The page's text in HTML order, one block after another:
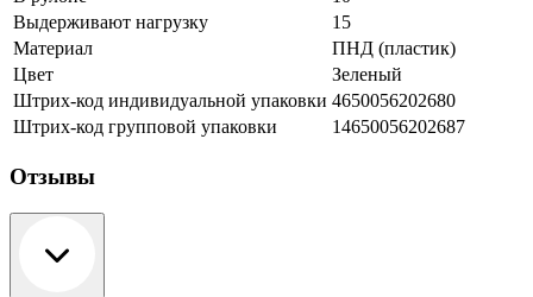
Выдерживают нагрузку
15
Материал
ПНД (пластик)
Цвет
Зеленый
Штрих-код индивидуальной упаковки 4650056202680
Штрих-код групповой упаковки
14650056202687
Отзывы